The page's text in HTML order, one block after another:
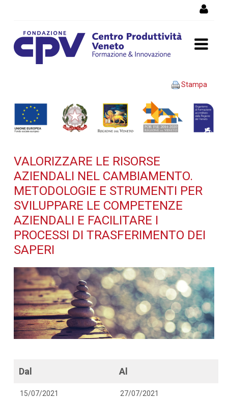
VALORIZZARE LE RISORSE
AZIENDALI NEL
CAMBIAMENTO.
per sviluppare le
competenze aziendali e
facilitare i processi di
trasferimento dei saperi -
Dettaglio corso di
formazione
Stampa
VALORIZZARE LE RISORSE
AZIENDALI NEL CAMBIAMENTO.
METODOLOGIE E STRUMENTI PER
SVILUPPARE LE COMPETENZE
AZIENDALI E FACILITARE I
PROCESSI DI TRASFERIMENTO DEI
SAPERI
Dal
15/07/2021
Al
27/07/2021